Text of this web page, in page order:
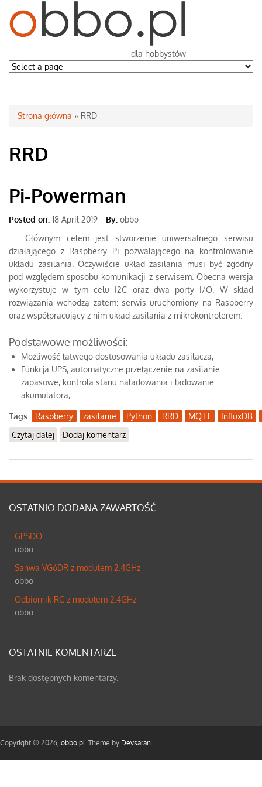
dla hobbystów
Jesteś tutaj
Strona główna » RRD
RRD
Pi-Powerman
Posted on: 18 April 2019 By: obbo
Głównym celem jest stworzenie uniwersalnego serwisu
działającego z Raspberry Pi pozwalającego na kontrolowanie
układu zasilania. Oczywiście układ zasilania musi być zgodny
pod względem sposobu komunikacji z serwisem. Obecna wersja
wykorzystuje w tym celu I2C oraz dwa porty I/O. W skład
rozwiązania wchodzą zatem: serwis uruchomiony na Raspberry
oraz współpracujący z nim układ zasilania z mikrokontrolerem.
Podstawowe możliwości:
Możliwość łatwego dostosowania układu zasilacza,
Funkcja UPS, automatyczne przełączenie na zasilanie
zapasowe, kontrola stanu naładowania i ładowanie
akumulatora,
Tags: Raspberry zasilanie Python RRD MQTT
InfluxDB
Czytaj dalej wpis Pi-Powerman
Dodaj komentarz
OSTATNIO DODANA ZAWARTOŚĆ
GPSDO
obbo
Sanwa VG6DR z modułem 2.4GHz
obbo
Odbiornik RC z modułem 2.4GHz
obbo
OSTATNIE KOMENTARZE
Brak dostępnych komentarzy.
Copyright © 2026, obbo.pl. Theme by Devsaran.